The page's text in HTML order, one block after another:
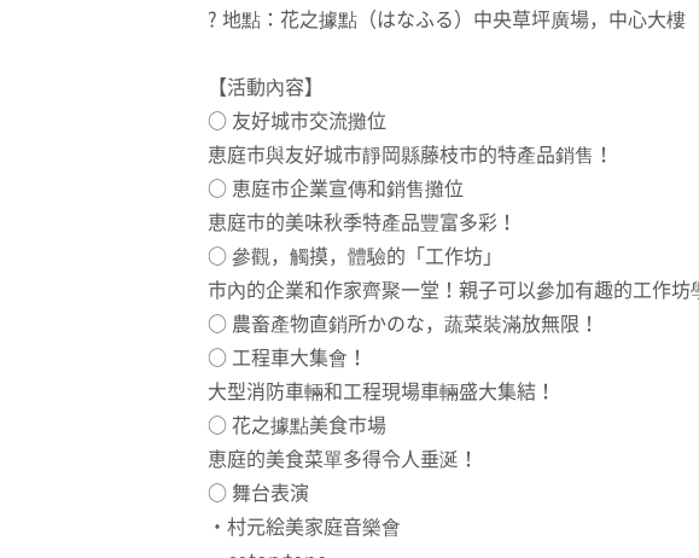
? 地點：花之據點（はなふる）中央草坪廣場，中心大樓
【活動內容】
○ 友好城市交流攤位
恵庭市與友好城市靜岡縣藤枝市的特產品銷售！
○ 恵庭市企業宣傳和銷售攤位
恵庭市的美味秋季特產品豐富多彩！
○ 參觀，觸摸，體驗的「工作坊」
市內的企業和作家齊聚一堂！親子可以參加有趣的工作坊
○ 農畜產物直銷所かのな，蔬菜裝滿放無限！
○ 工程車大集會！
大型消防車輛和工程現場車輛盛大集結！
○ 花之據點美食市場
恵庭的美食菜單多得令人垂涎！
○ 舞台表演
・村元絵美家庭音樂會